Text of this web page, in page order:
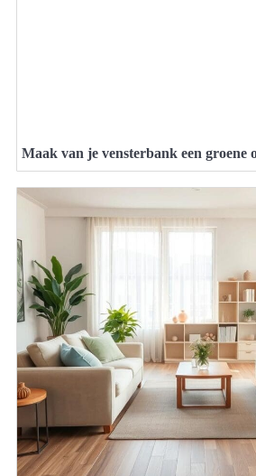
Maak van je vensterbank een groene